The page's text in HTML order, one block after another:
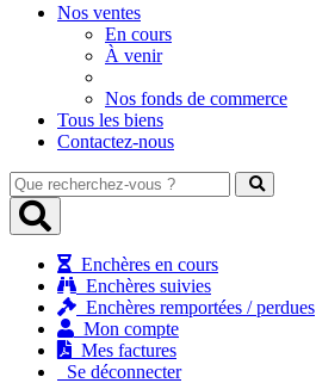
Nos ventes
En cours
À venir
Nos fonds de commerce
Tous les biens
Contactez-nous
Que
recherchez-
vous
Enchères en cours
Enchères suivies
Enchères remportées / perdues
Mon compte
Mes factures
Se déconnecter